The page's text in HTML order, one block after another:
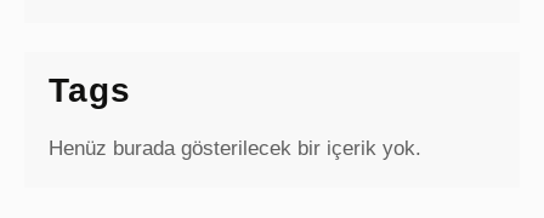
Tags
Henüz burada gösterilecek bir içerik yok.